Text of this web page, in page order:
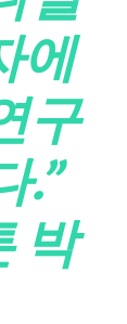
에
구
.”
박